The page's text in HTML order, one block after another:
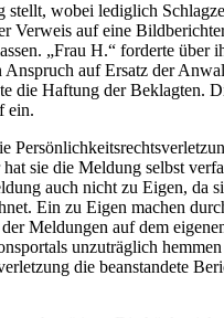
wobei lediglich
auf eine
„Frau H.“ forderte über
auf Ersatz der
die Haftung der Beklagten.
ein.
sie die Meldung selbst
auch nicht zu Eigen, da
Ein zu Eigen machen
Meldungen auf dem
unzuträglich
die beanstandete